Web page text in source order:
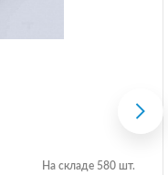
На складе 580 шт.